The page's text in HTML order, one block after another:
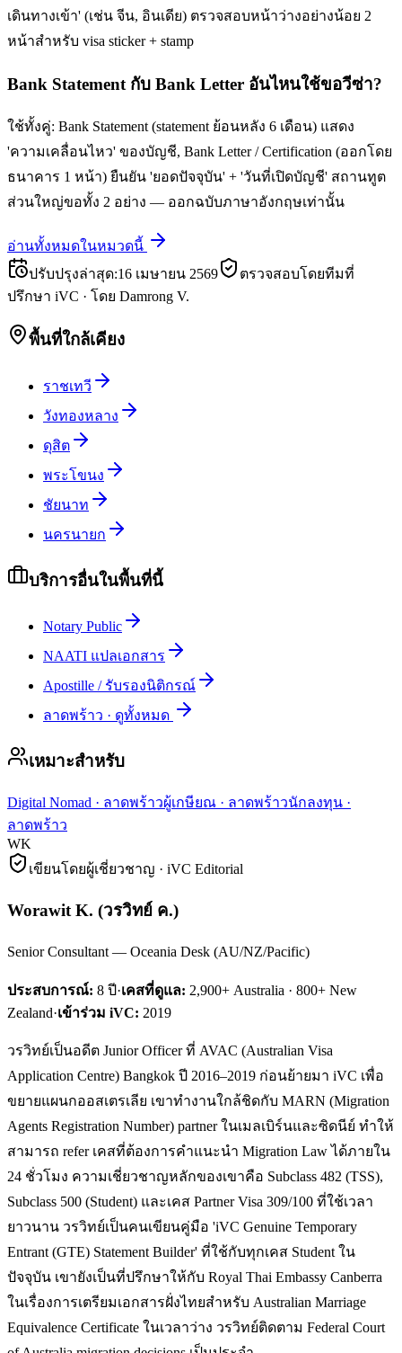
เดินทางเข้า' (เช่น จีน, อินเดีย) ตรวจสอบหน้าว่างอย่างน้อย 2
หน้าสำหรับ visa sticker + stamp
Bank Statement กับ Bank Letter อันไหนใช้ขอวีซ่า?
ใช้ทั้งคู่: Bank Statement (statement ย้อนหลัง 6 เดือน) แสดง
'ความเคลื่อนไหว' ของบัญชี, Bank Letter / Certification (ออกโดย
ธนาคาร 1 หน้า) ยืนยัน 'ยอดปัจจุบัน' + 'วันที่เปิดบัญชี' สถานทูต
ส่วนใหญ่ขอทั้ง 2 อย่าง — ออกฉบับภาษาอังกฤษเท่านั้น
อ่านทั้งหมดในหมวดนี้
ปรับปรุงล่าสุด:16 เมษายน 2569
ตรวจสอบโดยทีมที่
ปรึกษา iVC · โดย Damrong V.
พื้นที่ใกล้เคียง
ราชเทวี
วังทองหลาง
ดุสิต
พระโขนง
ชัยนาท
นครนายก
บริการอื่นในพื้นที่นี้
Notary Public
NAATI แปลเอกสาร
Apostille / รับรองนิติกรณ์
ลาดพร้าว · ดูทั้งหมด
เหมาะสำหรับ
Digital Nomad · ลาดพร้าวผู้เกษียณ · ลาดพร้าวนักลงทุน ·
ลาดพร้าว
WK
เขียนโดยผู้เชี่ยวชาญ · iVC Editorial
Worawit K. (วรวิทย์ ค.)
Senior Consultant — Oceania Desk (AU/NZ/Pacific)
ประสบการณ์: 8 ปี·เคสที่ดูแล: 2,900+ Australia · 800+ New
Zealand·เข้าร่วม iVC: 2019
วรวิทย์เป็นอดีต Junior Officer ที่ AVAC (Australian Visa
Application Centre) Bangkok ปี 2016–2019 ก่อนย้ายมา iVC เพื่อ
ขยายแผนกออสเตรเลีย เขาทำงานใกล้ชิดกับ MARN (Migration
Agents Registration Number) partner ในเมลเบิร์นและซิดนีย์ ทำให้
สามารถ refer เคสที่ต้องการคำแนะนำ Migration Law ได้ภายใน
24 ชั่วโมง ความเชี่ยวชาญหลักของเขาคือ Subclass 482 (TSS),
Subclass 500 (Student) และเคส Partner Visa 309/100 ที่ใช้เวลา
ยาวนาน วรวิทย์เป็นคนเขียนคู่มือ 'iVC Genuine Temporary
Entrant (GTE) Statement Builder' ที่ใช้กับทุกเคส Student ใน
ปัจจุบัน เขายังเป็นที่ปรึกษาให้กับ Royal Thai Embassy Canberra
ในเรื่องการเตรียมเอกสารฝั่งไทยสำหรับ Australian Marriage
Equivalence Certificate ในเวลาว่าง วรวิทย์ติดตาม Federal Court